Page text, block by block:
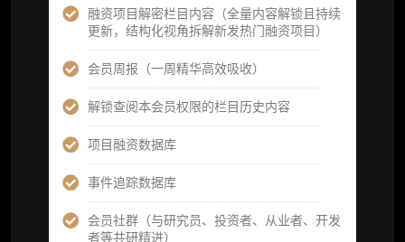
融资项目解密栏目内容（全量内容解锁且持续
更新，结构化视角拆解新发热门融资项目）
会员周报（一周精华高效吸收）
解锁查阅本会员权限的栏目历史内容
项目融资数据库
事件追踪数据库
会员社群（与研究员、投资者、从业者、开发
者等共研精进）
续研究计划）
提前获取研报权（ 3 次，官方发布研报预告后
可根据请求领先市场以提前解锁）
分析师 1 对 1 沟通（1 小时，话题需审核）
分析师专属答疑服务（3 次提问，话题需审
淀内容）​